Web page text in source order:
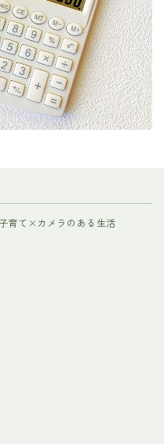
育て×カメラのある生活